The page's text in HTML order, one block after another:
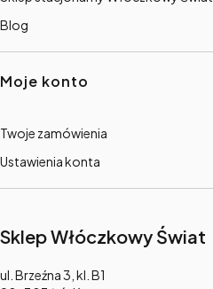
Blog
Moje konto
Twoje zamówienia
Ustawienia konta
Sklep Włóczkowy Świat
Adres:
ul. Brzeźna 3, kl. B1